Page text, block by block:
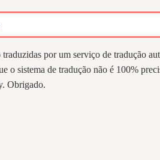
traduzidas por um serviço de tradução
o sistema de tradução não é 100%
Obrigado.